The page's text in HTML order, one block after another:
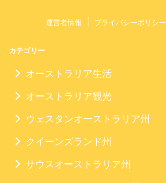
運営者情報 プライバシーポリシー
カテゴリー
オーストラリア生活
オーストラリア観光
ウェスタンオーストラリア州
クイーンズランド州
サウスオーストラリア州